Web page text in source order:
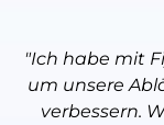
"Ich habe mit
um unsere
verbessern.